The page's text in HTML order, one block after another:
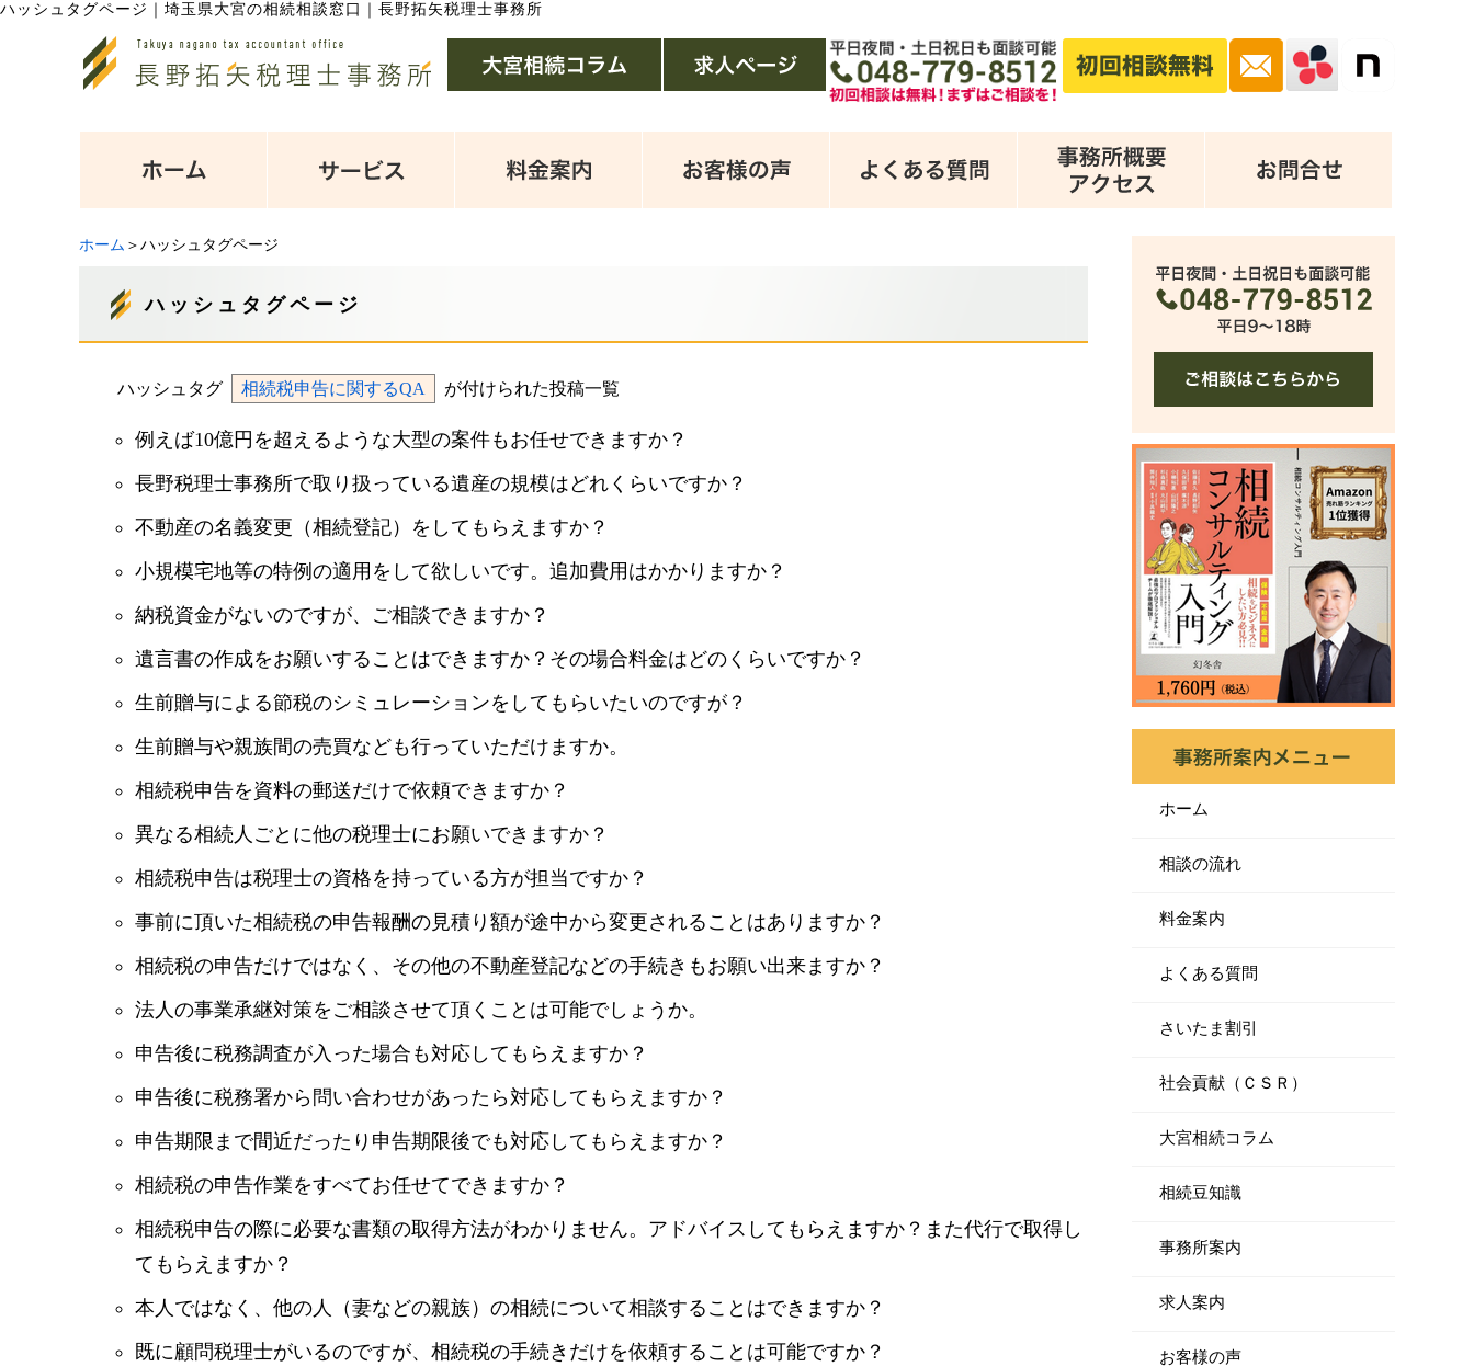
ハッシュタグページ 埼玉県大宮の相続相談窓口｜長野拓矢税理士事務所
ホーム ＞ハッシュタグページ
ハッシュタグページ
ハッシュタグ 相続税申告に関するQA が付けられた投稿一覧
例えば10億円を超えるような大型の案件もお任せできますか？
長野税理士事務所で取り扱っている遺産の規模はどれくらいですか？
不動産の名義変更（相続登記）をしてもらえますか？
小規模宅地等の特例の適用をして欲しいです。追加費用はかかりますか？
納税資金がないのですが、ご相談できますか？
遺言書の作成をお願いすることはできますか？その場合料金はどのくらいですか？
生前贈与による節税のシミュレーションをしてもらいたいのですが？
生前贈与や親族間の売買なども行っていただけますか。
相続税申告を資料の郵送だけで依頼できますか？
異なる相続人ごとに他の税理士にお願いできますか？
相続税申告は税理士の資格を持っている方が担当ですか？
事前に頂いた相続税の申告報酬の見積り額が途中から変更されることはありますか？
相続税の申告だけではなく、その他の不動産登記などの手続きもお願い出来ますか？
法人の事業承継対策をご相談させて頂くことは可能でしょうか。
申告後に税務調査が入った場合も対応してもらえますか？
申告後に税務署から問い合わせがあったら対応してもらえますか？
申告期限まで間近だったり申告期限後でも対応してもらえますか？
相続税の申告作業をすべてお任せてできますか？
相続税申告の際に必要な書類の取得方法がわかりません。アドバイスしてもらえますか？また代行で取得し
てもらえますか？
本人ではなく、他の人（妻などの親族）の相続について相談することはできますか？
既に顧問税理士がいるのですが、相続税の手続きだけを依頼することは可能ですか？
ホーム
相談の流れ
料金案内
よくある質問
さいたま割引
社会貢献（ＣＳＲ）
大宮相続コラム
相続豆知識
事務所案内
求人案内
お客様の声